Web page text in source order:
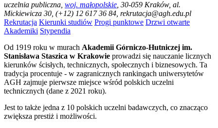
uczelnia publiczna woj. małopolskie , 30-059 Kraków, al.
Mickiewicza 30, (+12) 12 617 36 84, rekrutacja@agh.edu.pl
Rekrutacja Kierunki studiów Progi punktowe Drzwi otwarte
Akademiki Stypendia
Od 1919 roku w murach Akademii Górniczo-Hutniczej im.
Stanisława Staszica w Krakowie prowadzi się nauczanie licznych
kierunków ścisłych, technicznych, społecznych i biznesowych. Ta
tradycja procentuje - w zagranicznych rankingach uniwersytetów
AGH zajmuje pierwsze miejsce wśród polskich uczelni
technicznych (dane z 2021 roku).
Jest to także jedna z 10 polskich uczelni badawczych, co znacząco
zwiększa prestiż i możliwości.